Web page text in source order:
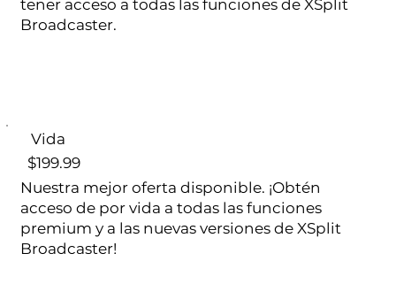
tener acceso a todas las funciones de XSplit
Broadcaster.
Vida
$199.99
Nuestra mejor oferta disponible. ¡Obtén
acceso de por vida a todas las funciones
premium y a las nuevas versiones de XSplit
Broadcaster!